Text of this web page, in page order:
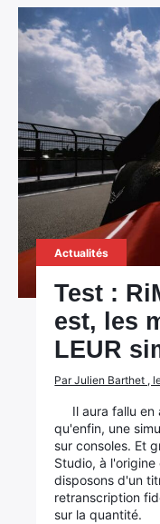
Actualités
Test :
est, les
LEUR
Par Julien Barthet ,
Il aura fallu
qu'enfin, une
sur consoles. Et
Studio, à l'origine
disposons d'un
retranscription
sur la quantité.